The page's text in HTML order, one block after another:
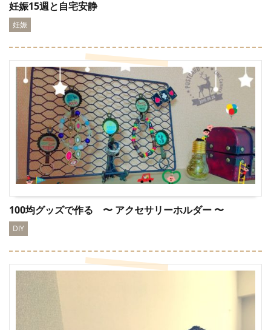
妊娠15週と自宅安静
妊娠
100均グッズで作る 〜 アクセサリーホルダー 〜
DIY